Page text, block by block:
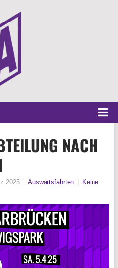
NACH
2025 Auswärtsfahrten
Keine